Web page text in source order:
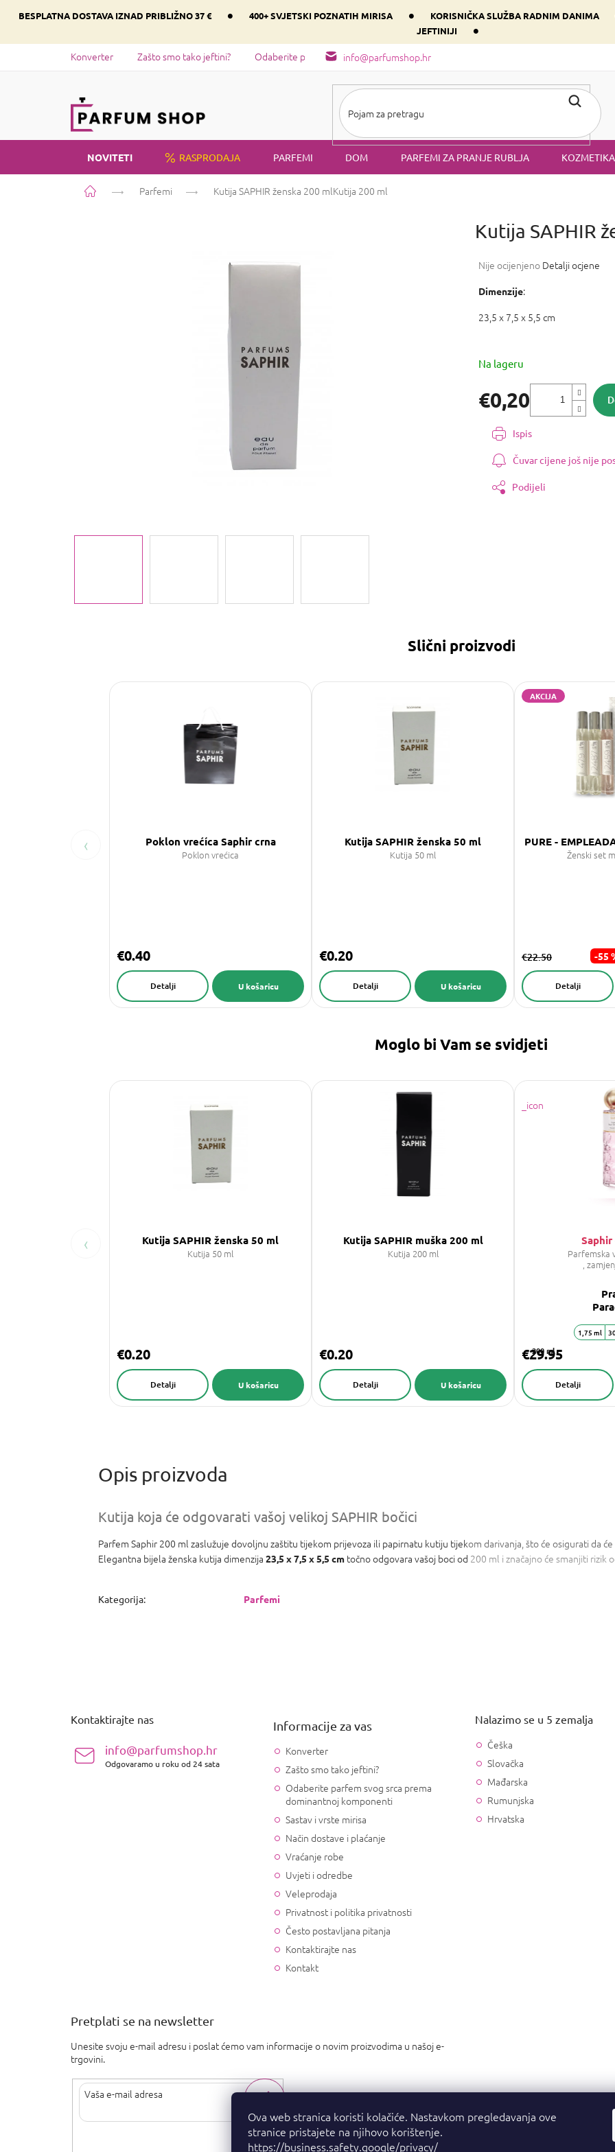
Ova web stranica koristi kolačiće. Nastavkom pregledavanja ove
stranice pristajete na njihovo korištenje.
https://business.safety.google/privacy/
BESPLATNA DOSTAVA IZNAD PRIBLIŽNO 37 € • 400+ SVJETSKI POZNATIH MIRISA • KORISNIČKA SLUŽBA RADNIM DANIMA
JEFTINIJI
•
info@parfumshop.hr
Konverter Zašto smo tako jeftini? Odaberite parfem svog srca prema dominantnoj komponenti
NOVITETI RASPRODAJA PARFEMI DOM PARFEMI ZA PRANJE RUBLJA KOZMETIKA
Početna Parfemi Kutija SAPHIR ženska 200 mlKutija 200 ml
Kutija SAPHIR
Prosječna
proizvoda
0,0
Nije ocijenjeno Detalji ocjene
€0,20
Izmjeri
cijenu:
Na lageru
Dimenzije:
23,5 x 7,5 x 5,5 cm
Ispis
Čuvar cijene još nije
Podijeli
Slični proizvodi
‹ Poklon vrećíca Saphir crna
Poklon vrećica
€0.40
U košaricu
Detalji
Kutija SAPHIR ženska 50 ml
Kutija 50 ml
€0.20
U košaricu
Detalji
AKCIJA
PURE -
Ženski set
€22.50 -55
Detalji
Moglo bi Vam se svidjeti
‹ Kutija SAPHIR ženska 50 ml
Kutija 50 ml
€0.20
U košaricu
Detalji
Kutija SAPHIR muška 200 ml
Kutija 200 ml
€0.20
U košaricu
Detalji
Parfemska
,
200 ml
€29.95
Detalji
1,75 ml
Kutija koja će odgovarati vašoj velikoj SAPHIR bočici
Parfem Saphir 200 ml zaslužuje dovoljnu zaštitu tijekom prijevoza ili papirnatu kutiju tijekom darivanja, što će osigurati da
Elegantna bijela ženska kutija dimenzija 23,5 x 7,5 x 5,5 cm točno odgovara vašoj boci od 200 ml i značajno će smanjiti
Kategorija: Parfemi
Kontaktirajte nas
info@parfumshop.hr
Odgovaramo u roku od 24 sata
Informacije za vas
Konverter
Zašto smo tako jeftini?
Odaberite parfem svog srca prema
dominantnoj komponenti
Sastav i vrste mirisa
Način dostave i plaćanje
Vraćanje robe
Uvjeti i odredbe
Veleprodaja
Privatnost i politika privatnosti
Često postavljana pitanja
Kontaktirajte nas
Kontakt
Nalazimo se u 5 zemalja
Češka
Slovačka
Mađarska
Rumunjska
Hrvatska
Pretplati se na newsletter
Unesite svoju e-mail adresu i poslat ćemo vam informacije o novim proizvodima u našoj e-
trgovini.
uvjete privatnosti.